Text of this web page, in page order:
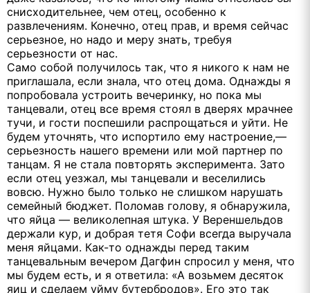
снисходительнее, чем отец, особенно к
развлечениям. Конечно, отец прав, и время сейчас
серьезное, но надо и меру знать, требуя
серьезности от нас.
Само собой получилось так, что я никого к нам не
приглашала, если знала, что отец дома. Однажды я
попробовала устроить вечеринку, но пока мы
танцевали, отец все время стоял в дверях мрачнее
тучи, и гости поспешили распрощаться и уйти. Не
будем уточнять, что испортило ему настроение,—
серьезность нашего времени или мой партнер по
танцам. Я не стала повторять эксперимента. Зато
если отец уезжал, мы танцевали и веселились
вовсю. Нужно было только не слишком нарушать
семейный бюджет. Поломав голову, я обнаружила,
что яйца — великолепная штука. У Вереншельдов
держали кур, и добрая тетя Софи всегда выручала
меня яйцами. Как-то однажды перед таким
танцевальным вечером Дагфин спросил у меня, что
мы будем есть, и я ответила: «А возьмем десяток
яиц и сделаем уйму бутербродов». Его это так